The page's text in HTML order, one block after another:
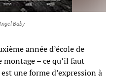
Baby­
année d’école de
– ce qu’il faut
une forme d’expression à